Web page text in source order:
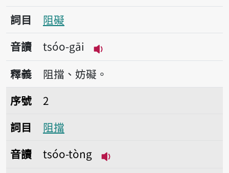
詞目
阻礙
音讀
tsóo-gāi
播放音讀tsóo-gāi
釋義
阻擋、妨礙。
序號2阻擋
序號
2
詞目
阻擋
音讀
tsóo-tòng